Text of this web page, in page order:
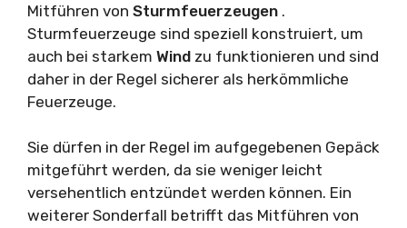
Mitführen von Sturmfeuerzeugen .
Sturmfeuerzeuge sind speziell konstruiert, um
auch bei starkem Wind zu funktionieren und sind
daher in der Regel sicherer als herkömmliche
Feuerzeuge.
Sie dürfen in der Regel im aufgegebenen Gepäck
mitgeführt werden, da sie weniger leicht
versehentlich entzündet werden können. Ein
weiterer Sonderfall betrifft das Mitführen von